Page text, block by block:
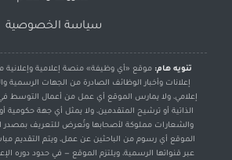
سياسة الخصوصية
تنويه هام: موقع «أي وظيفة» منصة إعلامية
إعلانات وأخبار الوظائف الصادرة من الجهات
إعلامي، ولا يمارس الموقع أي عمل من أعمال التوسط
الذاتية أو ترشيح المتقدمين، ولا يمثل أي جهة حكومية
والشعارات مملوكة لأصحابها وتُعرض للتعريف بمصدر
الموقع أي رسوم من الباحثين عن عمل، ويتم التقديم
عبر قنواتها الرسمية، ويلتزم الموقع — في حدود دوره